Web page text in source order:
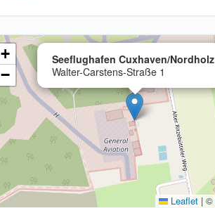
Seeflughafen Cuxhaven/Nordholz
Walter-Carstens-Straße 1
+
−
Leaflet |©